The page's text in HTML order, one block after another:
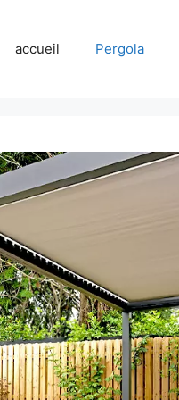
accueil Pergola